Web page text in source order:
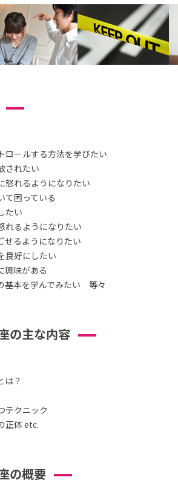
ロールする方法を学びたい
されたい
怒れるようになりたい
て困っている
たい
れるようになりたい
せるようになりたい
良好にしたい
興味がある
基本を学んでみたい 等々
の主な内容
は？
テクニック
正体 etc.
の概要